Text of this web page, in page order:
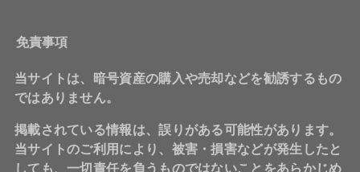
免責事項
当サイトは、暗号資産の購入や売却などを勧誘するもの
ではありません。
掲載されている情報は、誤りがある可能性があります。
当サイトのご利用により、被害・損害などが発生したと
しても、一切責任を負うものではないことをあらかじめ